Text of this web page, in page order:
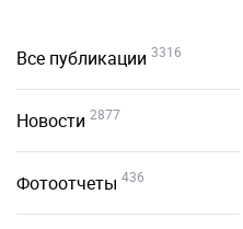
Все публикации 3316
Новости 2877
Фотоотчеты 436